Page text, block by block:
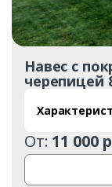
Навес с
черепицей
От: 11 000